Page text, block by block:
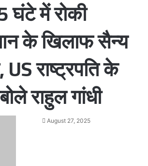
घंटे में रोकी
के खिलाफ सैन्य
US राष्ट्रपति के
राहुल गांधी
SendAugust 27, 2025